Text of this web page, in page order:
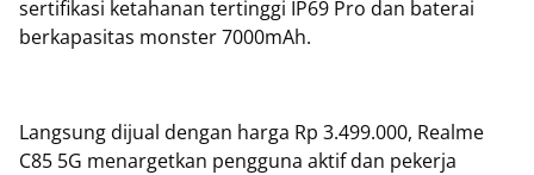
sertifikasi ketahanan tertinggi IP69 Pro dan baterai
berkapasitas monster 7000mAh.
Langsung dijual dengan harga Rp 3.499.000, Realme
C85 5G menargetkan pengguna aktif dan pekerja